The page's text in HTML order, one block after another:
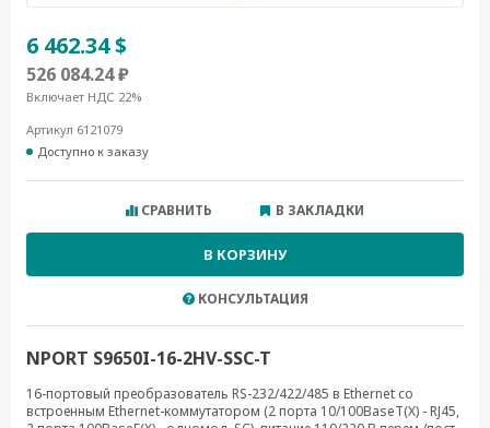
6 462.34 $
526 084.24 ₽
Включает НДС 22%
Артикул 6121079
Доступно к заказу
СРАВНИТЬ В ЗАКЛАДКИ
В КОРЗИНУ
КОНСУЛЬТАЦИЯ
NPORT S9650I-16-2HV-SSC-T
16-портовый преобразователь RS-232/422/485 в Ethernet cо
встроенным Ethernet-коммутатором (2 порта 10/100BaseT(X) - RJ45,